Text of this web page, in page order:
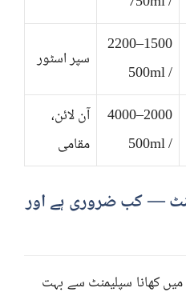
1500–2200
/ 500ml
سپر اسٹور
2000–4000
/ 500ml
آن لائن،
مقامی
— کب ضروری ہے اور
کھانا سپلیمنٹ سے بہت